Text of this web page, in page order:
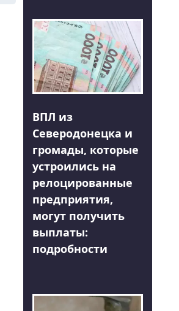
ВПЛ из
Северодонецка и
громады, которые
устроились на
релоцированные
предприятия,
могут получить
выплаты:
подробности